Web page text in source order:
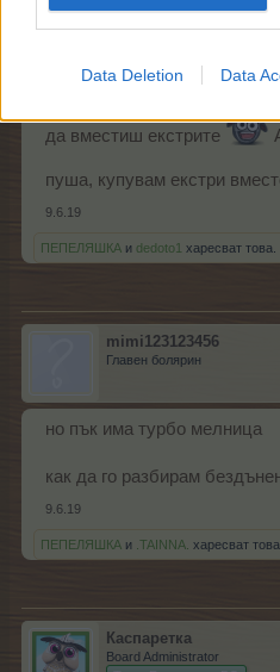
Data Deletion Data
Ти си решаваш, но можеш
да вместиш екстрите
пуша, купувам екстри
9.6.19
ПЕПЕЛЯШКА и dedoto1 харесват това.
mimi123123456
Главен болярин
но пък има турбо мелница
как да го разбирам
9.6.19
ПЕПЕЛЯШКА и .TAINNA. харесват това.
Каспаретка
Board Administrator